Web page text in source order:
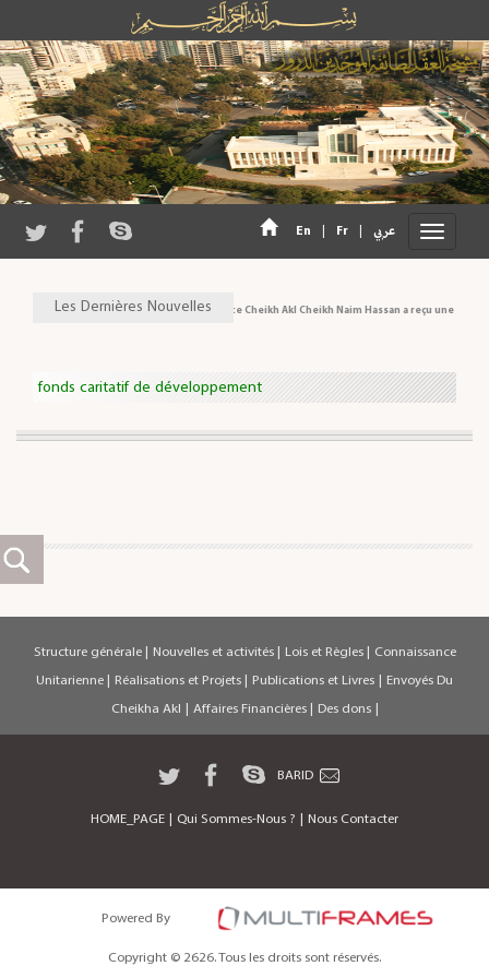
En Fr عربي
Les Dernières NouvellesSon Eminence Cheikh Akl Cheikh Naim Hassan a reçu une
fonds caritatif de développement
Structure générale | Nouvelles et activités | Lois et Règles | Connaissance
Unitarienne | Réalisations et Projets | Publications et Livres | Envoyés Du
Cheikha Akl | Affaires Financières | Des dons |
BARID
HOME_PAGE | Qui Sommes-Nous ? | Nous Contacter
Powered By
Copyright © 2626. Tous les droits sont réservés.